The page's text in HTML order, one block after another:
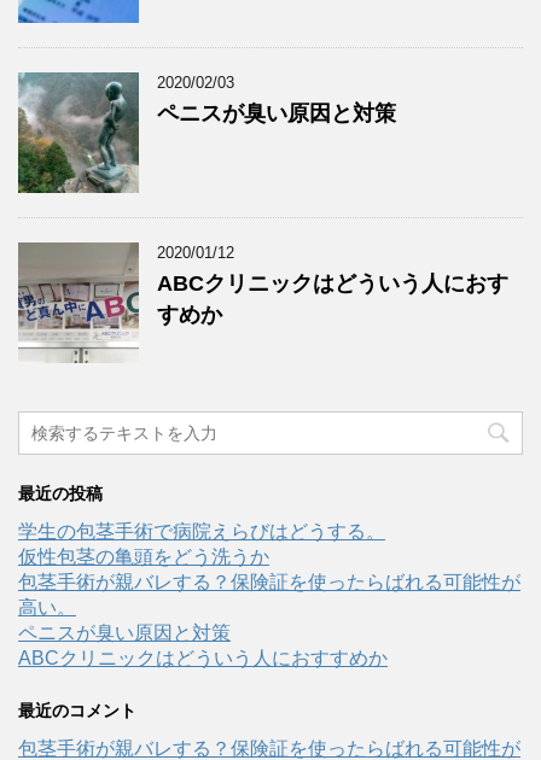
2020/02/03
ペニスが臭い原因と対策
2020/01/12
ABCクリニックはどういう人におす
すめか
最近の投稿
学生の包茎手術で病院えらびはどうする。
仮性包茎の亀頭をどう洗うか
包茎手術が親バレする？保険証を使ったらばれる可能性が
高い。
ペニスが臭い原因と対策
ABCクリニックはどういう人におすすめか
最近のコメント
包茎手術が親バレする？保険証を使ったらばれる可能性が